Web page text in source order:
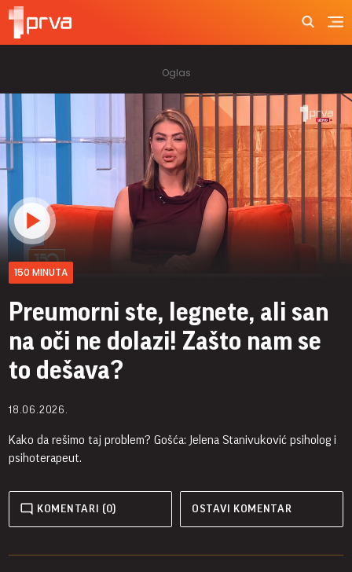
150 MINUTA
Preumorni ste, legnete, ali san
na oči ne dolazi! Zašto nam se
to dešava?
18.06.2026.
Kako da rešimo taj problem? Gošća: Jelena Stanivuković psiholog i
psihoterapeut.
KOMENTARI (0) OSTAVI KOMENTAR